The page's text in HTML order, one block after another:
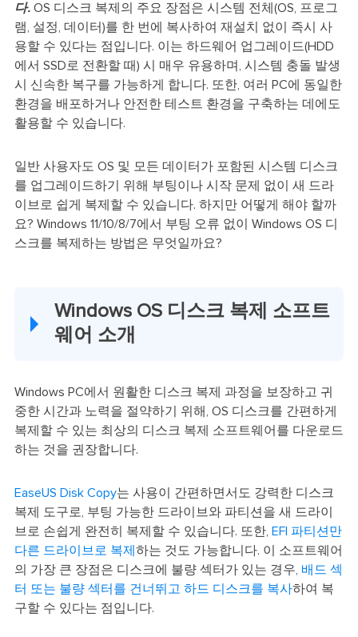
다. OS 디스크 복제의 주요 장점은 시스템 전체(OS, 프로그
램, 설정, 데이터)를 한 번에 복사하여 재설치 없이 즉시 사
용할 수 있다는 점입니다. 이는 하드웨어 업그레이드(HDD
에서 SSD로 전환할 때) 시 매우 유용하며, 시스템 충돌 발생
시 신속한 복구를 가능하게 합니다. 또한, 여러 PC에 동일한
환경을 배포하거나 안전한 테스트 환경을 구축하는 데에도
활용할 수 있습니다.
일반 사용자도 OS 및 모든 데이터가 포함된 시스템 디스크
를 업그레이드하기 위해 부팅이나 시작 문제 없이 새 드라
이브로 쉽게 복제할 수 있습니다. 하지만 어떻게 해야 할까
요? Windows 11/10/8/7에서 부팅 오류 없이 Windows OS 디
스크를 복제하는 방법은 무엇일까요?
Windows OS 디스크 복제 소프트
웨어 소개
Windows PC에서 원활한 디스크 복제 과정을 보장하고 귀
중한 시간과 노력을 절약하기 위해, OS 디스크를 간편하게
복제할 수 있는 최상의 디스크 복제 소프트웨어를 다운로드
하는 것을 권장합니다.
EaseUS Disk Copy는 사용이 간편하면서도 강력한 디스크
복제 도구로, 부팅 가능한 드라이브와 파티션을 새 드라이
브로 손쉽게 완전히 복제할 수 있습니다. 또한, EFI 파티션만
다른 드라이브로 복제 하는 것도 가능합니다. 이 소프트웨어
의 가장 큰 장점은 디스크에 불량 섹터가 있는 경우, 배드 섹
터 또는 불량 섹터를 건너뛰고 하드 디스크를 복사하여 복
구할 수 있다는 점입니다.